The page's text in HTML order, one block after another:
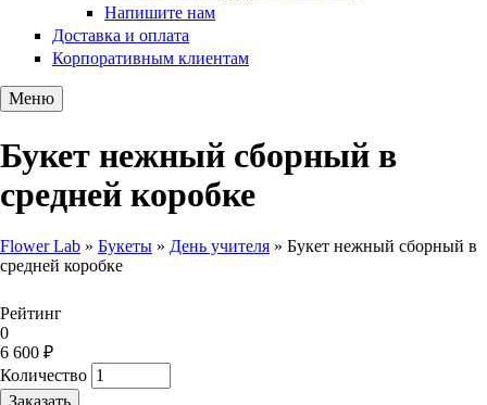
Напишите нам
Доставка и оплата
Корпоративным клиентам
Меню
Букет нежный сборный в
средней коробке
Вы здесь
Flower Lab » Букеты » День учителя » Букет нежный сборный в
средней коробке
Рейтинг
0
6 600 ₽
Количество